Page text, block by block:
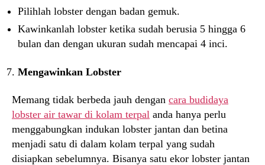
Pilihlah lobster dengan badan gemuk.
Kawinkanlah lobster ketika sudah berusia 5 hingga 6
bulan dan dengan ukuran sudah mencapai 4 inci.
Mengawinkan Lobster
Memang tidak berbeda jauh dengan cara budidaya
lobster air tawar di kolam terpal anda hanya perlu
menggabungkan indukan lobster jantan dan betina
menjadi satu di dalam kolam terpal yang sudah
disiapkan sebelumnya. Bisanya satu ekor lobster jantan